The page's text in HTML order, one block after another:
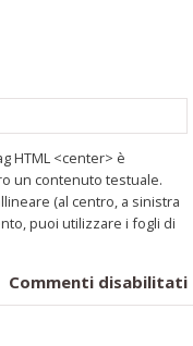
HTML <center> è
un contenuto testuale.
(al centro, a sinistra
puoi utilizzare i fogli di
Commenti disabilitatisu